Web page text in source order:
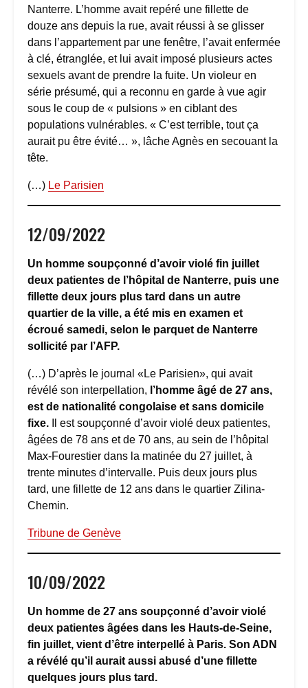
Nanterre. L’homme avait repéré une fillette de
douze ans depuis la rue, avait réussi à se glisser
dans l’appartement par une fenêtre, l’avait enfermée
à clé, étranglée, et lui avait imposé plusieurs actes
sexuels avant de prendre la fuite. Un violeur en
série présumé, qui a reconnu en garde à vue agir
sous le coup de « pulsions » en ciblant des
populations vulnérables. « C’est terrible, tout ça
aurait pu être évité… », lâche Agnès en secouant la
tête.
(…) Le Parisien
12/09/2022
Un homme soupçonné d’avoir violé fin juillet
deux patientes de l’hôpital de Nanterre, puis une
fillette deux jours plus tard dans un autre
quartier de la ville, a été mis en examen et
écroué samedi, selon le parquet de Nanterre
sollicité par l’AFP.
(…) D’après le journal «Le Parisien», qui avait
révélé son interpellation, l’homme âgé de 27 ans,
est de nationalité congolaise et sans domicile
fixe. Il est soupçonné d’avoir violé deux patientes,
âgées de 78 ans et de 70 ans, au sein de l’hôpital
Max-Fourestier dans la matinée du 27 juillet, à
trente minutes d’intervalle. Puis deux jours plus
tard, une fillette de 12 ans dans le quartier Zilina-
Chemin.
Tribune de Genève
10/09/2022
Un homme de 27 ans soupçonné d’avoir violé
deux patientes âgées dans les Hauts-de-Seine,
fin juillet, vient d’être interpellé à Paris. Son ADN
a révélé qu’il aurait aussi abusé d’une fillette
quelques jours plus tard.